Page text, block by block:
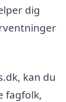
dig
kan du
fagfolk,